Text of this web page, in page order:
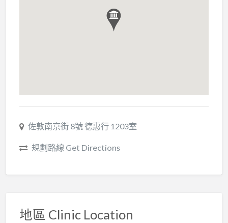
佐敦南京街 8號 德惠行 1203室
規劃路線 Get Directions
地區 Clinic Location